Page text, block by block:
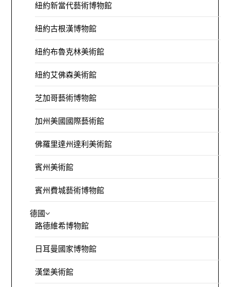
紐約新當代藝術博物館
紐約古根漢博物館
紐約布魯克林美術館
紐約艾佛森美術館
芝加哥藝術博物館
加州美國國際藝術館
佛羅里達州達利美術館
賓州美術館
賓州費城藝術博物館
德國
路德維希博物館
日耳曼國家博物館
漢堡美術館